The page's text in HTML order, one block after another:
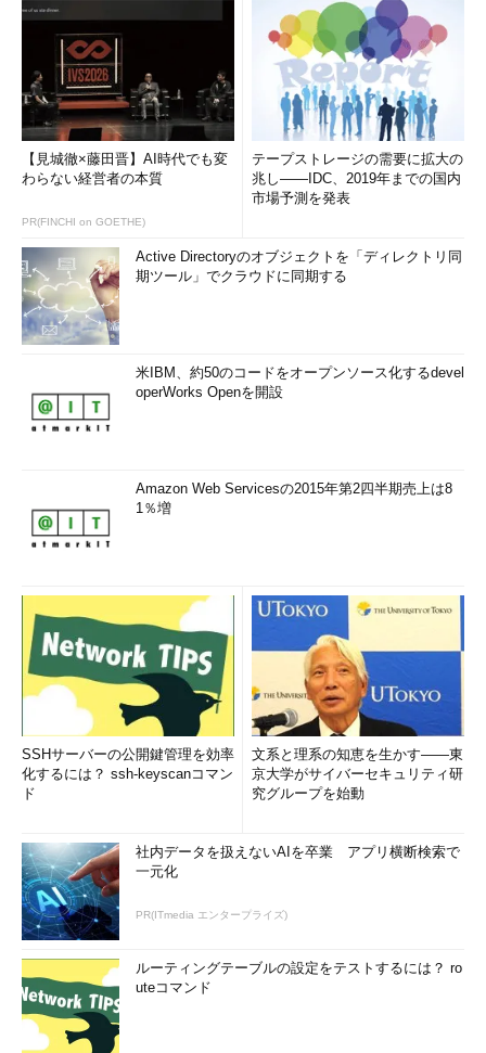
「Windows Azure ストレージ」やSQLデータベース、MySQLデ
ータベースなどをひも付けることができる。リンク済みリソース
として関連付けることで、Webサイトとリソースの関連性を明確
化し、ダッシュボード上でSQLデータベースのデータベース・サ
イズを把握したりすることが可能だ。
図25 リンク済みリソースタブ
るが、Webサイトの稼働状況などは管理ポータルでの操作がメイ
ンとなるので、理解を深めておいた方が良いだろう。
Web開発環境としてのWebMatrix 3と、すぐに使えるPaaS、
AzureWebサイトはいかがだったろうか？
HTML5や昨今のCSS事情、それにPHPやNode.jsなどオープン
な環境もまとめて開発できるWebMatrix 3は、さまざまな人によ
り良い開発体験をもたらし、さらにAzureWebサイトを活用する
ことで、より多くの人へ成果を素早く届けることが可能だ。
もちろん開発だけではなく、すでに多数存在するWebアプリを
ろう。
本稿は、あくまでこれらエコシステムの導入部にすぎないが、
読者の皆さまには、これを機会に素晴らしきWebの世界を堪能し
【見城徹×藤田晋】AI時代でも変
わらない経営者の本質
PR(FINCHI on GOETHE)
テープストレージの需要に拡大の
兆し――IDC、2019年までの国内
市場予測を発表
Active Directoryのオブジェクトを「ディレクトリ同
期ツール」でクラウドに同期する
米IBM、約50のコードをオープンソース化するdevel
operWorks Openを開設
Amazon Web Servicesの2015年第2四半期売上は8
1％増
SSHサーバーの公開鍵管理を効率
化するには？ ssh-keyscanコマン
ド
文系と理系の知恵を生かす――東
京大学がサイバーセキュリティ研
究グループを始動
社内データを扱えないAIを卒業 アプリ横断検索で
一元化
PR(ITmedia エンタープライズ)
ルーティングテーブルの設定をテストするには？ ro
uteコマンド